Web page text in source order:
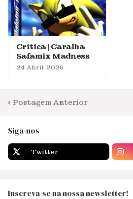
Crítica | Caralha
Safamix Madness
24 Abril, 2026
Postagem Anterior
Siga-nos
Twitter
Inscreva-se na nossa newsletter!